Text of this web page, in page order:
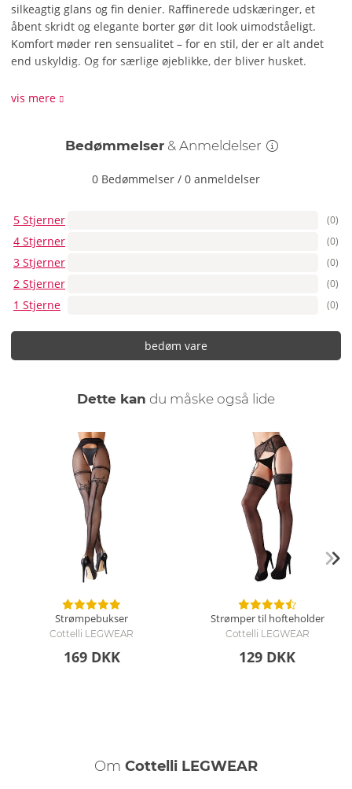
silkeagtig glans og fin denier. Raffinerede udskæringer, et
åbent skridt og elegante borter gør dit look uimodståeligt.
Komfort møder ren sensualitet – for en stil, der er alt andet
end uskyldig. Og for særlige øjeblikke, der bliver husket.
Rengør strømpebukserne med hofteholder-effekt ved at vaske
vis mere
Bedømmelser & Anmeldelser
0 Bedømmelser / 0 anmeldelser
5 Stjerner (0)
4 Stjerner (0)
3 Stjerner (0)
2 Stjerner (0)
1 Stjerne (0)
bedøm vare
Dette kan du måske også lide
Strømpebukser
Cottelli LEGWEAR
169 DKK
Strømper til hofteholder
Cottelli LEGWEAR
129 DKK
Om Cottelli LEGWEAR